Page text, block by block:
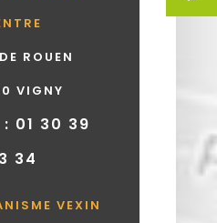
ROUEN
VIGNY
: 01 30 39
34
VEXIN